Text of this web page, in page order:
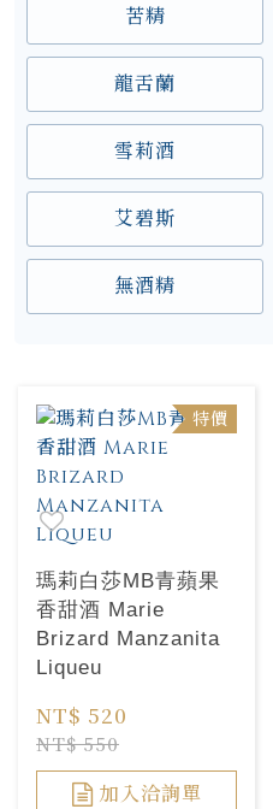
苦精
龍舌蘭
雪莉酒
艾碧斯
無酒精
特價
瑪莉白莎MB青蘋果
香甜酒 Marie
Brizard Manzanita
Liqueu
NT$ 520
NT$ 550
加入洽詢單